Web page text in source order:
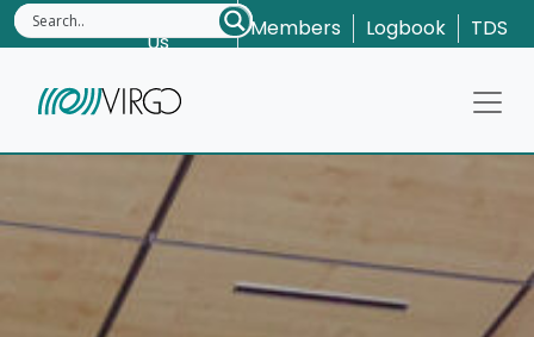
Contact
Us
Members Logbook TDS